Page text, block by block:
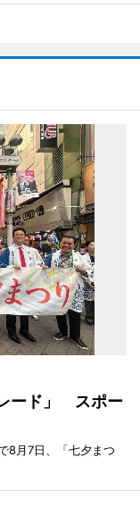
ード」 スポー
8月7日、「七夕まつ